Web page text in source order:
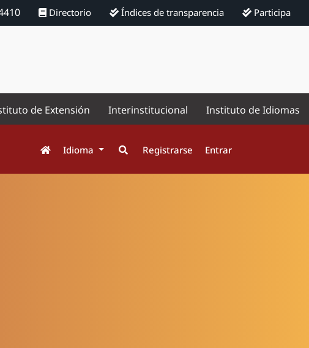
Directorio Índices de transparencia Participa
de Extensión Interinstitucional Instituto de Idiomas
Idioma Registrarse Entrar